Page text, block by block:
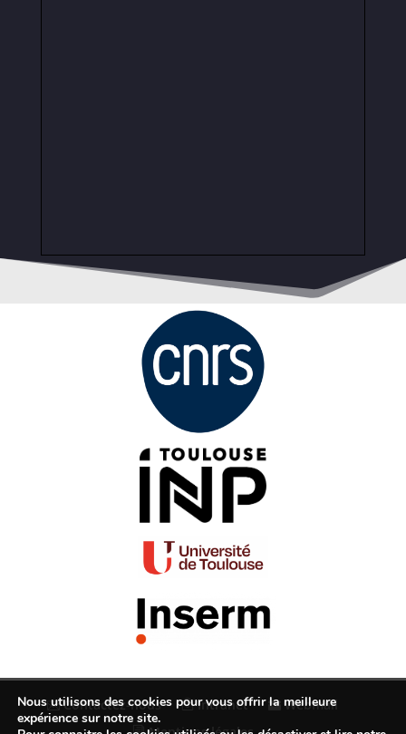
Contactez-nous Intranet
Webmail
Nous utilisons des cookies pour vous offrir la meilleure
expérience sur notre site.